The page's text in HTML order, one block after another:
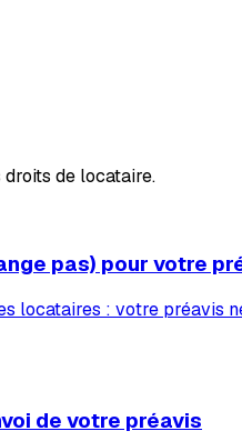
de locataire.
pas) pour votre
: votre préavis
de votre préavis